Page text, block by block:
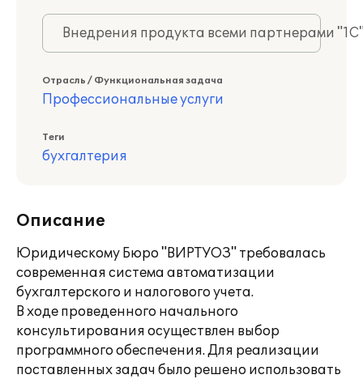
Внедрения продукта всеми партнерами
Отрасль / Функциональная задача
Профессиональные услуги
Теги
бухгалтерия
Описание
Юридическому Бюро "ВИРТУОЗ" требовалась
современная система автоматизации
бухгалтерского и налогового учета.
В ходе проведенного начального
консультирования осуществлен выбор
программного обеспечения. Для реализации
поставленных задач было решено использовать